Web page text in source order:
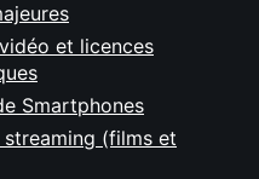
et licences
Smartphones
(films et